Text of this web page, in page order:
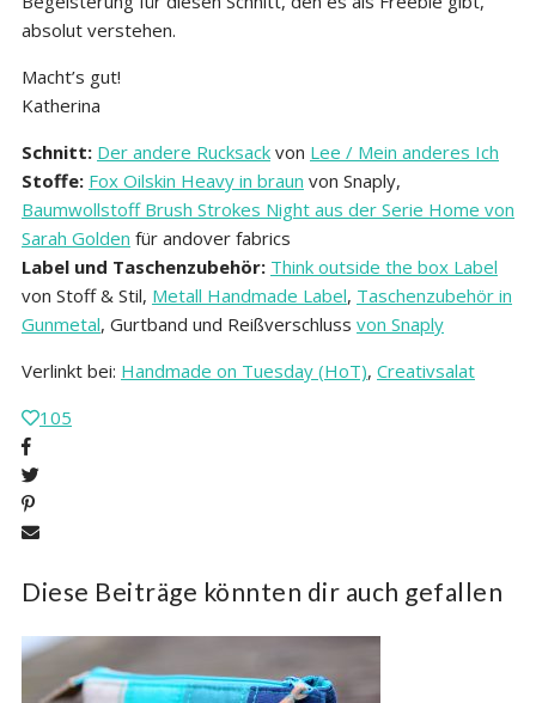
absolut verstehen.
Macht’s gut!
Katherina
Schnitt: Der andere Rucksack von Lee / Mein anderes Ich
Stoffe: Fox Oilskin Heavy in braun von Snaply,
Baumwollstoff Brush Strokes Night aus der Serie Home von
Sarah Golden für andover fabrics
Label und Taschenzubehör: Think outside the box Label
von Stoff & Stil, Metall Handmade Label, Taschenzubehör in
Gunmetal, Gurtband und Reißverschluss von Snaply
Verlinkt bei: Handmade on Tuesday (HoT), Creativsalat
105
Diese Beiträge könnten dir auch gefallen